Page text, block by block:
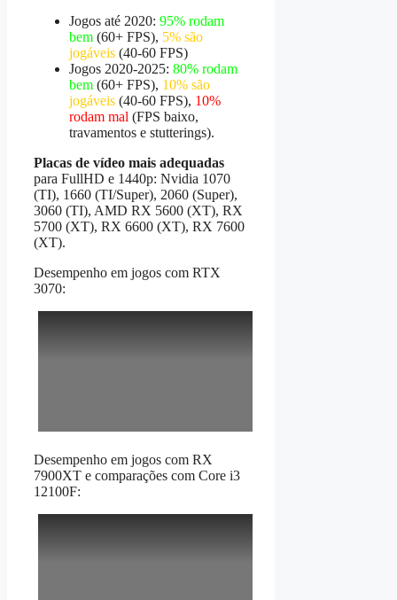
Jogos até 2020: 95% rodam
bem (60+ FPS), 5% são
jogáveis (40-60 FPS)
Jogos 2020-2025: 80% rodam
bem (60+ FPS), 10% são
jogáveis (40-60 FPS), 10%
rodam mal (FPS baixo,
travamentos e stutterings).
Placas de vídeo mais adequadas
para FullHD e 1440p: Nvidia 1070
(TI), 1660 (TI/Super), 2060 (Super),
3060 (TI), AMD RX 5600 (XT), RX
5700 (XT), RX 6600 (XT), RX 7600
(XT).
Desempenho em jogos com RTX
3070:
Desempenho em jogos com RX
7900XT e comparações com Core i3
12100F: